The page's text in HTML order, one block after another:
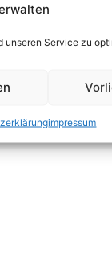
unseren Service zu
impressum